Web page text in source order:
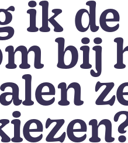
ik de
bij